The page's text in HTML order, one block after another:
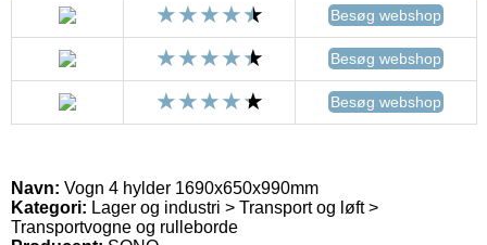
Besøg webshop
Besøg webshop
Besøg webshop
Navn: Vogn 4 hylder 1690x650x990mm
Kategori: Lager og industri > Transport og løft >
Transportvogne og rulleborde